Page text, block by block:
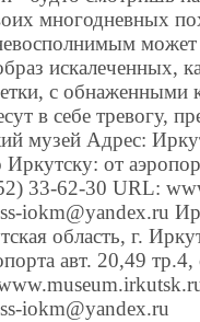
многодневных
может
с
в себе тревогу,
музей Адрес:
от
33-62-30 URL:
iokm@yandex.ru
область, г.
авт. 20,49 тр.4,
iokm@yandex.ru